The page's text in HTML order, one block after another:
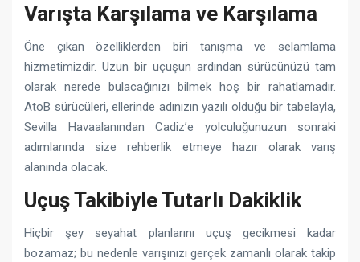
Varışta Karşılama ve Karşılama
Öne çıkan özelliklerden biri tanışma ve selamlama
hizmetimizdir. Uzun bir uçuşun ardından sürücünüzü tam
olarak nerede bulacağınızı bilmek hoş bir rahatlamadır.
AtoB sürücüleri, ellerinde adınızın yazılı olduğu bir tabelayla,
Sevilla Havaalanından Cadiz’e yolculuğunuzun sonraki
adımlarında size rehberlik etmeye hazır olarak varış
alanında olacak.
Uçuş Takibiyle Tutarlı Dakiklik
Hiçbir şey seyahat planlarını uçuş gecikmesi kadar
bozamaz; bu nedenle varışınızı gerçek zamanlı olarak takip